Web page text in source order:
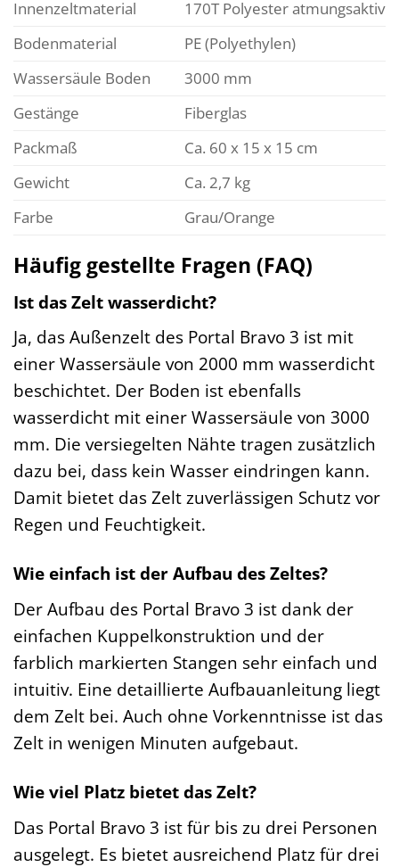
Innenzeltmaterial
170T Polyester atmungsaktiv
Bodenmaterial
PE (Polyethylen)
Wassersäule Boden
3000 mm
Gestänge
Fiberglas
Packmaß
Ca. 60 x 15 x 15 cm
Gewicht
Ca. 2,7 kg
Farbe
Grau/Orange
Häufig gestellte Fragen (FAQ)
Ist das Zelt wasserdicht?
Ja, das Außenzelt des Portal Bravo 3 ist mit
einer Wassersäule von 2000 mm wasserdicht
beschichtet. Der Boden ist ebenfalls
wasserdicht mit einer Wassersäule von 3000
mm. Die versiegelten Nähte tragen zusätzlich
dazu bei, dass kein Wasser eindringen kann.
Damit bietet das Zelt zuverlässigen Schutz vor
Regen und Feuchtigkeit.
Wie einfach ist der Aufbau des Zeltes?
Der Aufbau des Portal Bravo 3 ist dank der
einfachen Kuppelkonstruktion und der
farblich markierten Stangen sehr einfach und
intuitiv. Eine detaillierte Aufbauanleitung liegt
dem Zelt bei. Auch ohne Vorkenntnisse ist das
Zelt in wenigen Minuten aufgebaut.
Wie viel Platz bietet das Zelt?
Das Portal Bravo 3 ist für bis zu drei Personen
ausgelegt. Es bietet ausreichend Platz für drei